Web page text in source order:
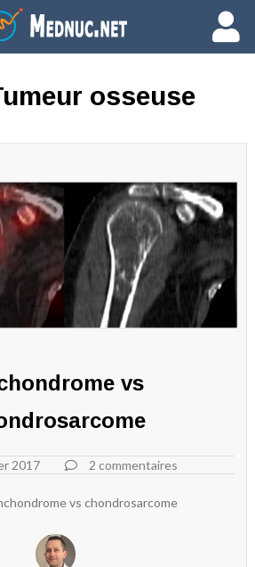
osseuse
vs
2017 2 commentaires
vs chondrosarcome